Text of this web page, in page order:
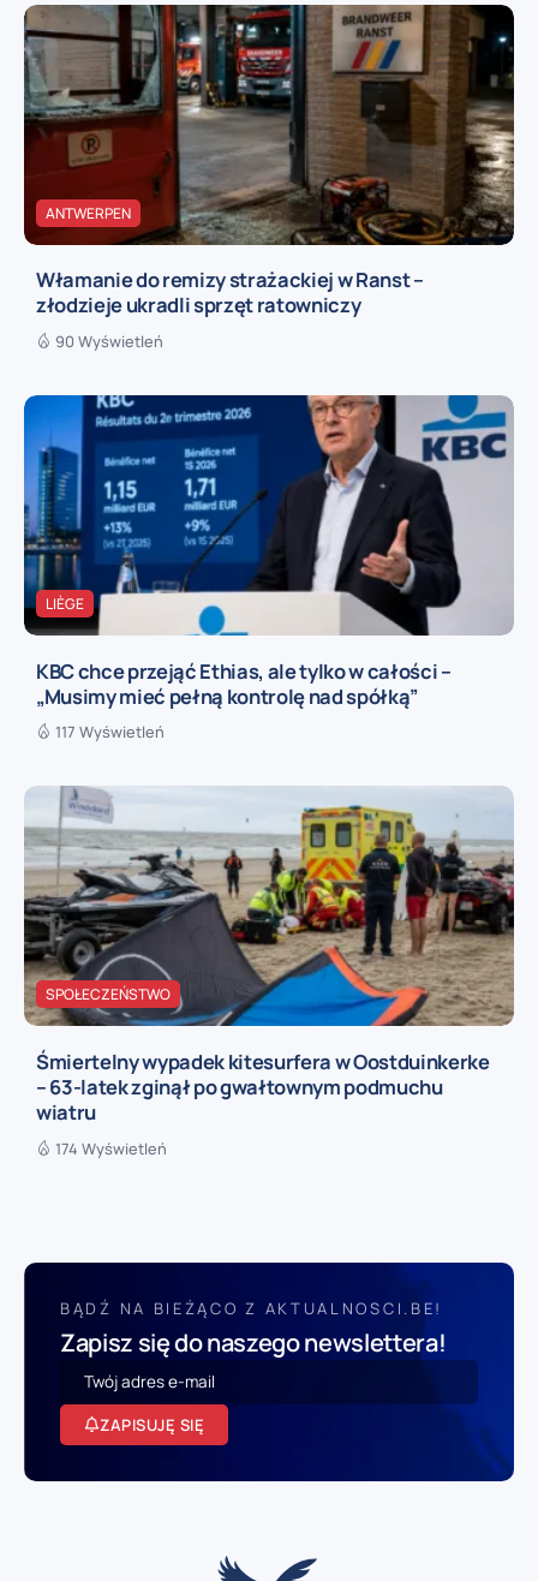
ANTWERPEN
Włamanie do remizy strażackiej w Ranst –
złodzieje ukradli sprzęt ratowniczy
90 Wyświetleń
LIÈGE
KBC chce przejąć Ethias, ale tylko w całości –
„Musimy mieć pełną kontrolę nad spółką”
117 Wyświetleń
SPOŁECZEŃSTWO
Śmiertelny wypadek kitesurfera w Oostduinkerke
– 63-latek zginął po gwałtownym podmuchu
wiatru
174 Wyświetleń
BĄDŹ NA BIEŻĄCO Z AKTUALNOSCI.BE!
Zapisz się do naszego newslettera!
ZAPISUJĘ SIĘ